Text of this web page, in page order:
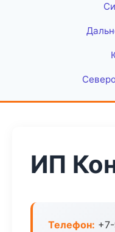
ИП
Телефон: